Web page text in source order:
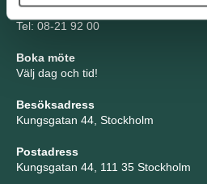
info@tng.se
Tel: 08-21 92 00
Boka möte
Välj dag och tid!
Besöksadress
Kungsgatan 44, Stockholm
Postadress
Kungsgatan 44, 111 35 Stockholm